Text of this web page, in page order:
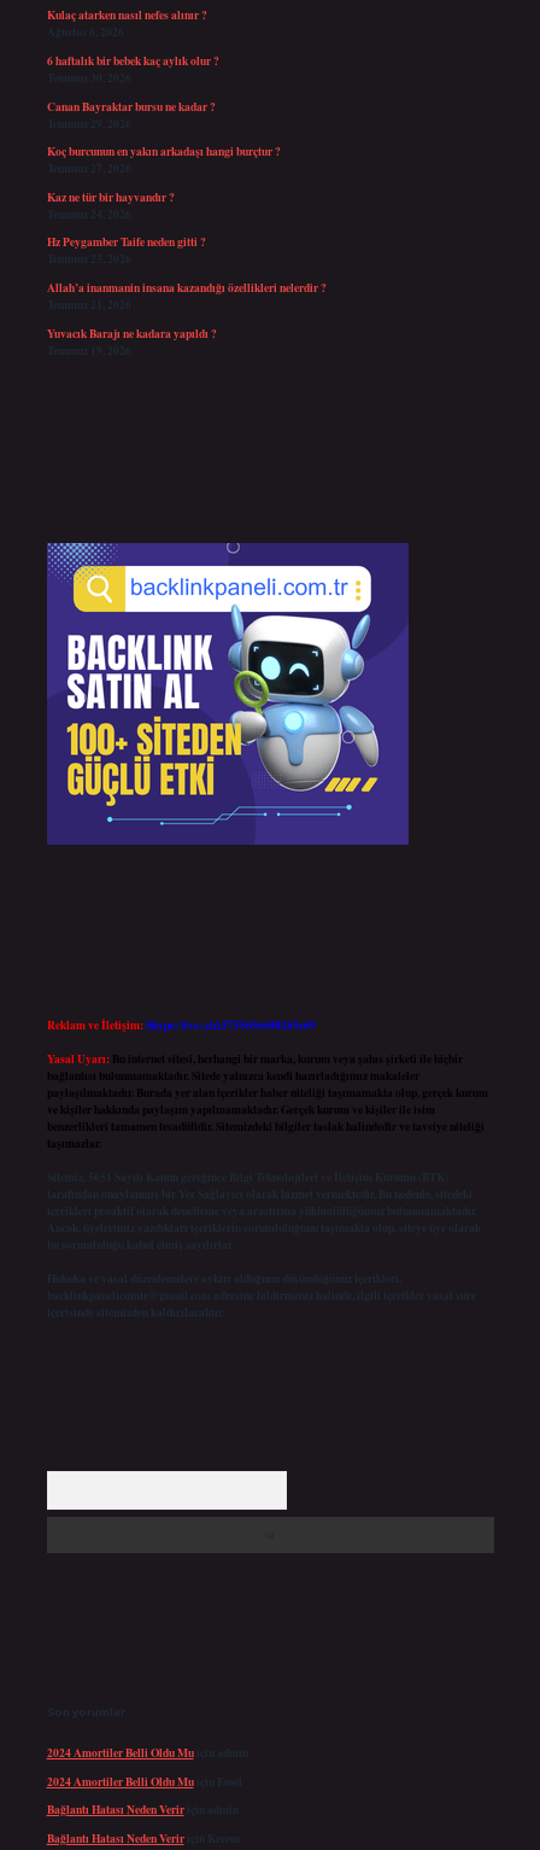
Kulaç atarken nasıl nefes alınır ?
Ağustos 6, 2026
6 haftalık bir bebek kaç aylık olur ?
Temmuz 30, 2026
Canan Bayraktar bursu ne kadar ?
Temmuz 29, 2026
Koç burcunun en yakın arkadaşı hangi burçtur ?
Temmuz 27, 2026
Kaz ne tür bir hayvandır ?
Temmuz 24, 2026
Hz Peygamber Taife neden gitti ?
Temmuz 23, 2026
Allah’a inanmanin insana kazandığı özellikleri nelerdir ?
Temmuz 21, 2026
Yuvacık Barajı ne kadara yapıldı ?
Temmuz 19, 2026
Reklam ve İletişim:Skype: live:.cid.575569c608265c69
Yasal Uyarı: Bu internet sitesi, herhangi bir marka, kurum veya şahıs şirketi ile hiçbir
bağlantısı bulunmamaktadır. Sitede yalnızca kendi hazırladığımız makaleler
paylaşılmaktadır. Burada yer alan içerikler haber niteliği taşımamakta olup, gerçek kurum
ve kişiler hakkında paylaşım yapılmamaktadır. Gerçek kurum ve kişiler ile isim
benzerlikleri tamamen tesadüfidir. Sitemizdeki bilgiler taslak halindedir ve tavsiye niteliği
taşımazlar.
Sitemiz, 5651 Sayılı Kanun gereğince Bilgi Teknolojileri ve İletişim Kurumu (BTK)
tarafından onaylanmış bir Yer Sağlayıcı olarak hizmet vermektedir. Bu nedenle, sitedeki
içerikleri proaktif olarak denetleme veya araştırma yükümlülüğümüz bulunmamaktadır.
Ancak, üyelerimiz yazdıkları içeriklerin sorumluluğunu taşımakta olup, siteye üye olarak
bu sorumluluğu kabul etmiş sayılırlar.
Hukuka ve yasal düzenlemelere aykırı olduğunu düşündüğünüz içerikleri,
backlinkpanelicomtr@gmail.com adresine bildirmeniz halinde, ilgili içerikler yasal süre
içerisinde sitemizden kaldırılacaktır.
Son yorumlar
2024 Amortiler Belli Oldu Muiçin admin
2024 Amortiler Belli Oldu Muiçin Emel
Bağlantı Hatası Neden Veririçin admin
Bağlantı Hatası Neden Veririçin Kerem